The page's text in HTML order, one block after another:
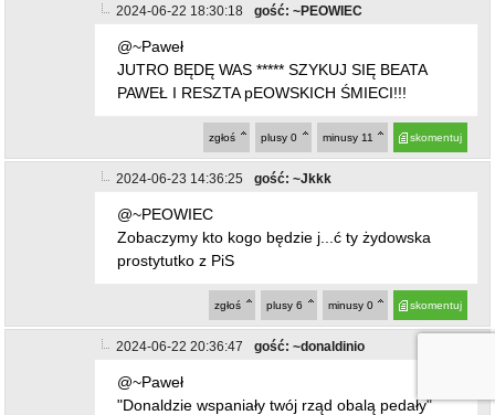
2024-06-22 18:30:18 gość: ~PEOWIEC
@~Paweł
JUTRO BĘDĘ WAS ***** SZYKUJ SIĘ BEATA
PAWEŁ I RESZTA pEOWSKICH ŚMIECI!!!
skomentuj
minusy 11
plusy 0
zgłoś
2024-06-23 14:36:25 gość: ~Jkkk
@~PEOWIEC
Zobaczymy kto kogo będzie j...ć ty żydowska
prostytutko z PiS
skomentuj
minusy 0
plusy 6
zgłoś
2024-06-22 20:36:47 gość: ~donaldinio
@~Paweł
"Donaldzie wspaniały twój rząd obalą pedały"